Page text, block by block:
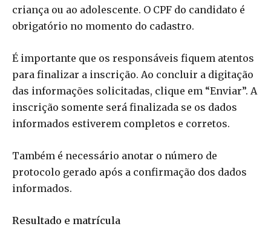
criança ou ao adolescente. O CPF do candidato é
obrigatório no momento do cadastro.
É importante que os responsáveis fiquem atentos
para finalizar a inscrição. Ao concluir a digitação
das informações solicitadas, clique em “Enviar”. A
inscrição somente será finalizada se os dados
informados estiverem completos e corretos.
Também é necessário anotar o número de
protocolo gerado após a confirmação dos dados
informados.
Resultado e matrícula